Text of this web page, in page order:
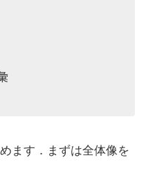
ます．まずは全体像を